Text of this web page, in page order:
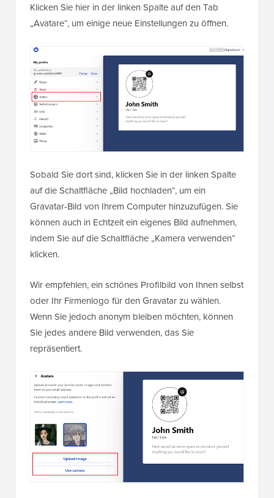
Klicken Sie hier in der linken Spalte auf den Tab
„Avatare“, um einige neue Einstellungen zu öffnen.
Sobald Sie dort sind, klicken Sie in der linken Spalte
auf die Schaltfläche „Bild hochladen“, um ein
Gravatar-Bild von Ihrem Computer hinzuzufügen. Sie
können auch in Echtzeit ein eigenes Bild aufnehmen,
indem Sie auf die Schaltfläche „Kamera verwenden“
klicken.
Wir empfehlen, ein schönes Profilbild von Ihnen selbst
oder Ihr Firmenlogo für den Gravatar zu wählen.
Wenn Sie jedoch anonym bleiben möchten, können
Sie jedes andere Bild verwenden, das Sie
repräsentiert.